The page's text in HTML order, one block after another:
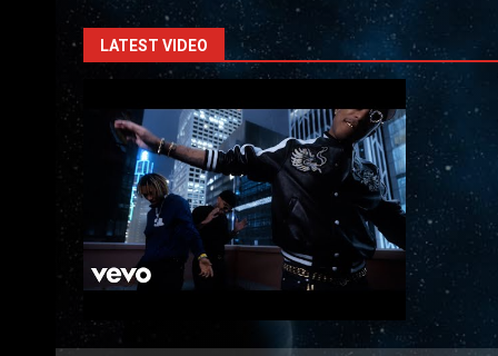
LATEST VIDEO